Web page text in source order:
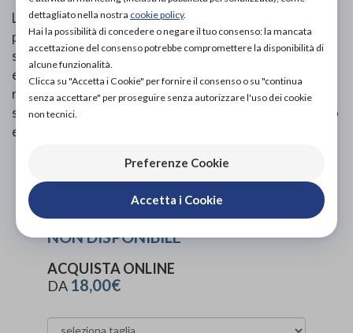
Le impugnature di sicurezza sono un valido aiuto per
potersi muovere all'interno della stanza da bagno e nel
sedersi ed alzarsi dai servizi. Il tubo è realizzato in PVC
estruso e disponibile in due diametri, con una superficie
rigata che facilita una presa sicura. Le parti terminali
sono in PVC stampato ad iniezione. Le maniglie possono
essere montate sia orizzontali che verticali.
PROVA E ACQUISTA IN NEGOZIO
PROVA E NOLEGGIA IN NEGOZIO
NON DISPONIBILE
ACQUISTA ONLINE
DA 18,00€
dettagliato nella nostra cookie policy.
Hai la possibilità di concedere o negare il tuo consenso: la mancata
accettazione del consenso potrebbe compromettere la disponibilità di
alcune funzionalità.
Clicca su "Accetta i Cookie" per fornire il consenso o su "continua
senza accettare" per proseguire senza autorizzare l'uso dei cookie
non tecnici.
Preferenze Cookie
Accetta i Cookie